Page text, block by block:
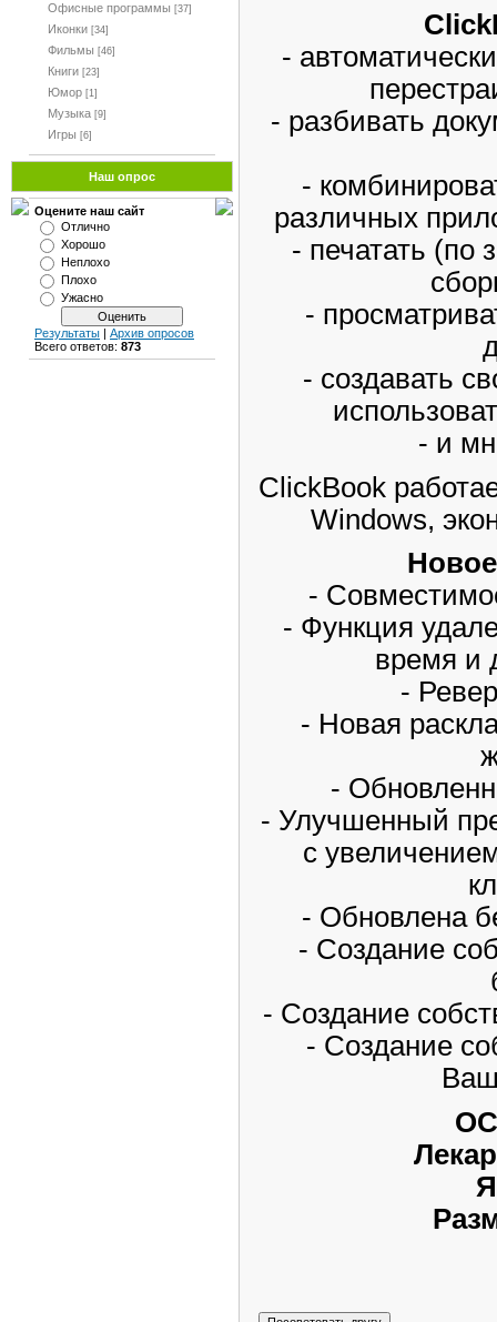
Офисные программы [37]
Иконки [34]
Фильмы [46]
Книги [23]
Юмор [1]
Музыка [9]
Игры [6]
Наш опрос
Оцените наш сайт
Отлично
Хорошо
Неплохо
Плохо
Ужасно
Результаты | Архив опросов
Всего ответов: 873
-
- разбивать
-
различных
- печатать (по
-
- создавать
- и
ClickBook
Windows,
-
- Функция
время и
-
- Новая
-
- Улучшенный
с
- Обновлена
- Создание
- Создание
- Создание